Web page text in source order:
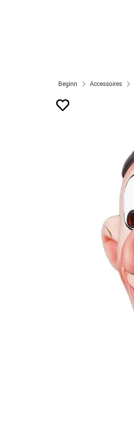
Beginn Accessoires